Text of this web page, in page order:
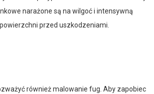
narażone są na wilgoć i intensywną
przed uszkodzeniami.
również malowanie fug. Aby zapobiec